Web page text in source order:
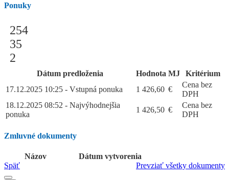
Ponuky
254
35
2
Dátum predloženia Hodnota MJ
Kritérium
17.12.2025 10:25 - Vstupná ponuka
1 426,60 €
Cena bez
DPH
18.12.2025 08:52 - Najvýhodnejšia
ponuka
1 426,50 €
Cena bez
DPH
Zmluvné dokumenty
Názov
Dátum vytvorenia
Prevziať všetky dokumenty
Späť